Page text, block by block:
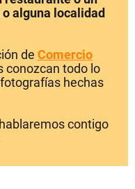
alguna localidad
de Comercio
conozcan todo lo
hechas
contigo